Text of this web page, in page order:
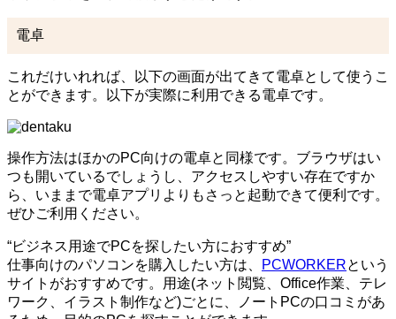
電卓
これだけいれれば、以下の画面が出てきて電卓として使うこ
とができます。以下が実際に利用できる電卓です。
操作方法はほかのPC向けの電卓と同様です。ブラウザはい
つも開いているでしょうし、アクセスしやすい存在ですか
ら、いままで電卓アプリよりもさっと起動できて便利です。
ぜひご利用ください。
“ビジネス用途でPCを探したい方におすすめ”
仕事向けのパソコンを購入したい方は、
PCWORKERという
サイトがおすすめです。用途(ネット閲覧、Office作業、テレ
ワーク、イラスト制作など)ごとに、ノートPCの口コミがあ